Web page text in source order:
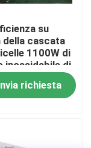
su
della cascata
1100W di
inossidabile di
richiesta